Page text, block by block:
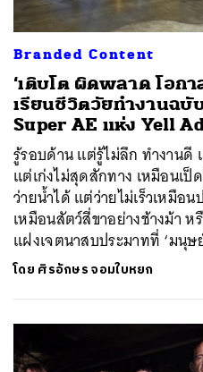
Branded Content
‘เติบโต ผิดพลาด โอก
เรียนชีวิตวัยทำงานฉบั
Super AE แห่ง Yell
รู้รอบด้าน แต่รู้ไม่ลึก ทำงานดี
แต่เก่งไม่สุดสักทาง เหมือนเ
ว่ายน้ำได้ แต่ว่ายไม่เร็วเหมือ
เหมือนสัตว์สี่ขาอย่างช้างม้า
แฝงเจตนาสบประมาทที่ ‘มนุ
โดย ศิรอักษร จอมใบหยก